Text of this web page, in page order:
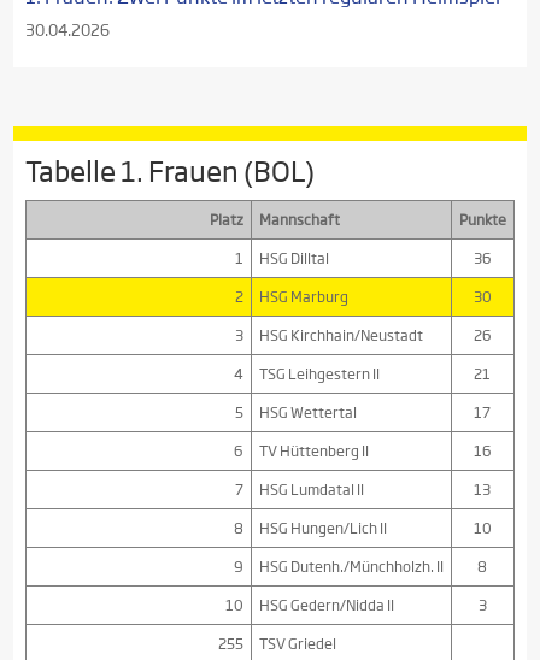
30.04.2026
Tabelle 1. Frauen (BOL)
Platz Mannschaft
Punkte
1
HSG Dilltal
36
2
HSG Marburg
30
3
HSG Kirchhain/Neustadt
26
4
TSG Leihgestern II
21
5
HSG Wettertal
17
6
TV Hüttenberg II
16
7
HSG Lumdatal II
13
8
HSG Hungen/Lich II
10
9
HSG Dutenh./Münchholzh. II
8
10
HSG Gedern/Nidda II
3
255
TSV Griedel